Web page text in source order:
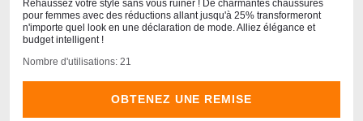
Rehaussez votre style sans vous ruiner ! De charmantes chaussures
pour femmes avec des réductions allant jusqu'à 25% transformeront
n'importe quel look en une déclaration de mode. Alliez élégance et
budget intelligent !
Nombre d'utilisations: 21
OBTENEZ UNE REMISE